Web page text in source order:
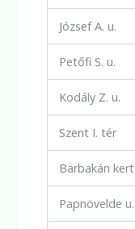
József A. u.
Petőfi S. u.
Kodály Z. u.
Szent I. tér
Barbakán kert
Papnövelde u.